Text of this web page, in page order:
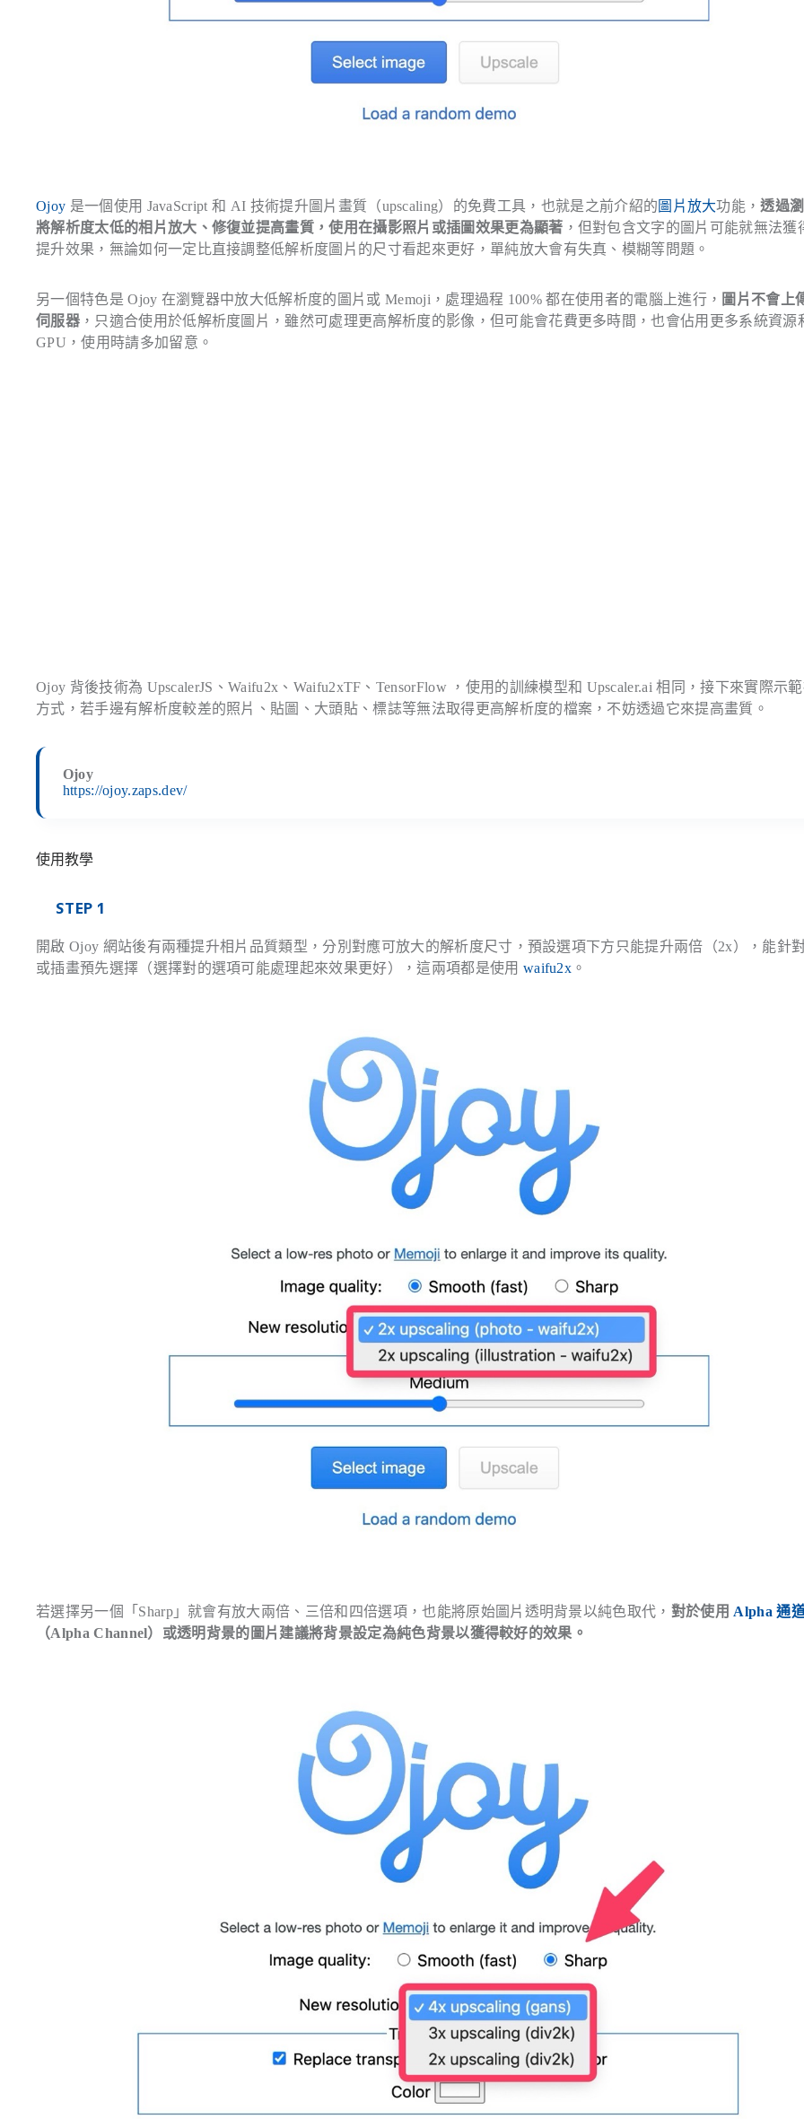
Ojoy 是一個使用 JavaScript 和 AI 技術提升圖片畫質（upscaling）的免費工具，也就是之前介紹的 圖片放大功能，透過
將解析度太低的相片放大、修復並提高畫質，使用在攝影照片或插圖效果更為顯著 ，但對包含文字的圖片可能就無法獲
提升效果，無論如何一定比直接調整低解析度圖片的尺寸看起來更好，單純放大會有失真、模糊等問題。
另一個特色是 Ojoy 在瀏覽器中放大低解析度的圖片或 Memoji，處理過程 100% 都在使用者的電腦上進行， 圖片不會上
伺服器，只適合使用於低解析度圖片，雖然可處理更高解析度的影像，但可能會花費更多時間，也會佔用更多系統資源
GPU，使用時請多加留意。
Ojoy 背後技術為 UpscalerJS、Waifu2x、Waifu2xTF、TensorFlow ，使用的訓練模型和 Upscaler.ai 相同，接下來實際示
方式，若手邊有解析度較差的照片、貼圖、大頭貼、標誌等無法取得更高解析度的檔案，不妨透過它來提高畫質。
Ojoy
https://ojoy.zaps.dev/
使用教學
STEP 1
開啟 Ojoy 網站後有兩種提升相片品質類型，分別對應可放大的解析度尺寸，預設選項下方只能提升兩倍（2x），能針
或插畫預先選擇（選擇對的選項可能處理起來效果更好），這兩項都是使用 waifu2x 。
若選擇另一個「Sharp」就會有放大兩倍、三倍和四倍選項，也能將原始圖片透明背景以純色取代， 對於使用 Alpha 通
（Alpha Channel）或透明背景的圖片建議將背景設定為純色背景以獲得較好的效果。